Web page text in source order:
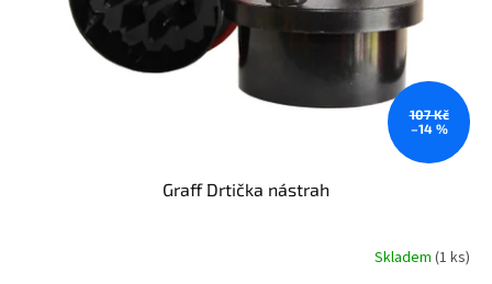
107 Kč
–14 %
Graff Drtička nástrah
Skladem (1 ks)